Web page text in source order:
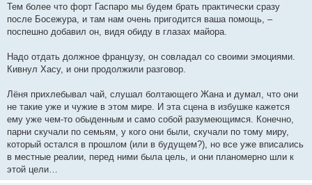
Тем более что форт Гаспаро мы будем брать практически сразу
после Босежура, и там нам очень пригодится ваша помощь, –
поспешно добавил он, видя обиду в глазах майора.
Надо отдать должное французу, он совладал со своими эмоциями.
Кивнул Хасу, и они продолжили разговор.
Лёня прихлебывал чай, слушал болтающего Жана и думал, что они
не такие уже и чужие в этом мире. И эта сцена в избушке кажется
ему уже чем-то обыденным и само собой разумеющимся. Конечно,
парни скучали по семьям, у кого они были, скучали по тому миру,
который остался в прошлом (или в будущем?), но все уже вписались
в местные реалии, перед ними была цель, и они планомерно шли к
этой цели…